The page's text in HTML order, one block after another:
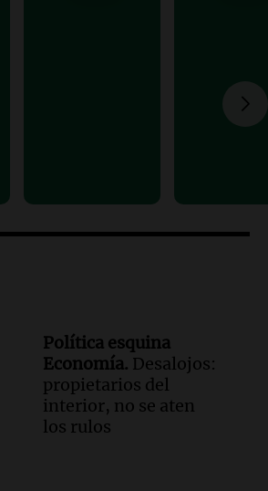
“abre un espacio a la
por fuego en el auto:
3
Política esquina
Economía. Desalojos:
propietarios del
interior, no se aten
los rulos